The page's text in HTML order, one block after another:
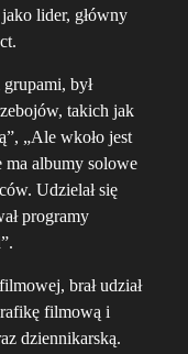
lider, główny
był
takich jak
„Ale wkoło jest
ma albumy solowe
Udzielał się
programy
brał udział
filmową i
dziennikarską.